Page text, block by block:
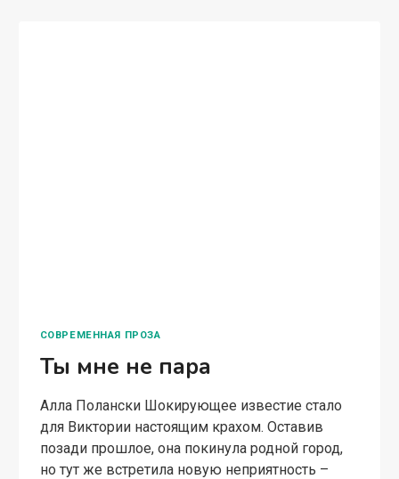
СОВРЕМЕННАЯ ПРОЗА
Ты мне не пара
Алла Полански Шокирующее известие стало
для Виктории настоящим крахом. Оставив
позади прошлое, она покинула родной город,
но тут же встретила новую неприятность –